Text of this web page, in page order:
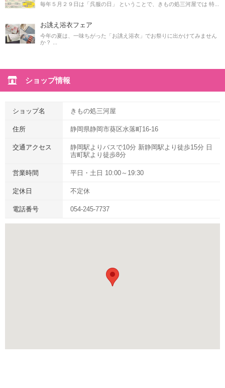
毎年５月２９日は「呉服の日」 ということで、きもの処三河屋では 特...
お誂え浴衣フェア
今年の夏は、一味ちがった「お誂え浴衣」でお祭りに出かけてみません
か？ ...
ショップ情報
ショップ名 きもの処三河屋
住所 静岡県静岡市葵区水落町16-16
交通アクセス
静岡駅よりバスで10分 新静岡駅より徒歩15分 日
吉町駅より徒歩8分
営業時間 平日・土日 10:00～19:30
定休日 不定休
電話番号 054-245-7737